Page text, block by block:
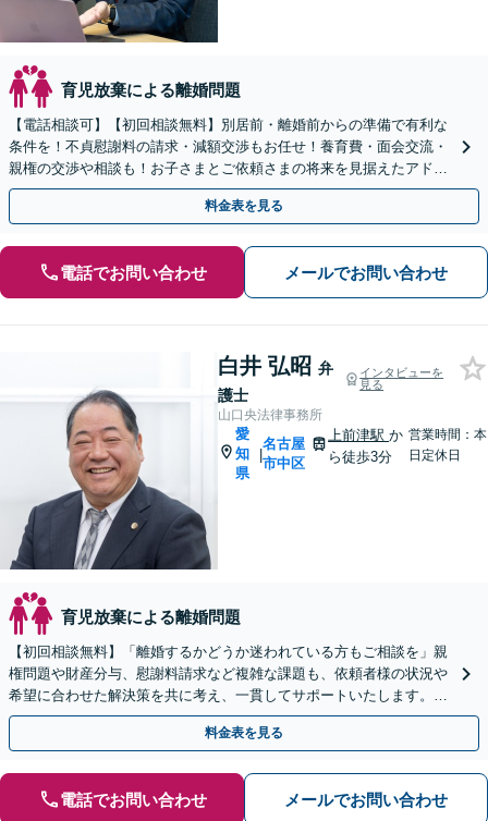
育児放棄による離婚問題
【電話相談可】【初回相談無料】別居前・離婚前からの準備で有利な
条件を！不貞慰謝料の請求・減額交渉もお任せ！養育費・面会交流・
親権の交渉や相談も！お子さまとご依頼さまの将来を見据えたアドバ
イス！【完全個室】【浄心駅2分】【子連れ相談可】
料金表を見る
電話でお問い合わせ メールでお問い合わせ
白井 弘昭 弁
護士
インタビューを
見る
山口央法律事務所
愛
知
県
|
名古屋
市中区
上前津駅か
ら徒歩3分
営業時間：本
日定休日
育児放棄による離婚問題
【初回相談無料】「離婚するかどうか迷われている方もご相談を」親
権問題や財産分与、慰謝料請求など複雑な課題も、依頼者様の状況や
希望に合わせた解決策を共に考え、一貫してサポートいたします。
「熟年離婚のご相談もお任せください」【休日・夜間相談可】
料金表を見る
電話でお問い合わせ メールでお問い合わせ